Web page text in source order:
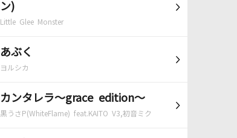
ン)
Little Glee Monster
あぶく
ヨルシカ
カンタレラ～grace edition～
黒うさP(WhiteFlame) feat.KAITO V3,初音ミク